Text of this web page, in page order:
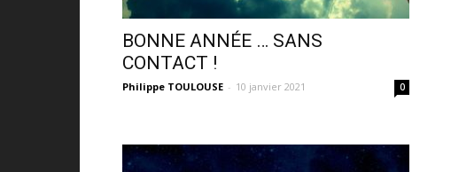
BONNE ANNÉE … SANS
CONTACT !
Philippe TOULOUSE - 10 janvier 2021 0